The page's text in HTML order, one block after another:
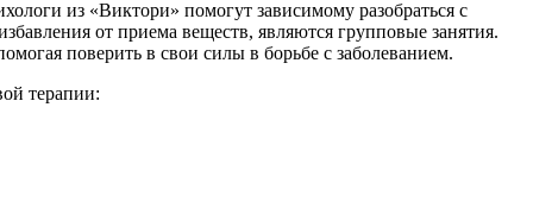
из «Виктори» помогут зависимому разобраться с
от приема веществ, являются групповые занятия.
поверить в свои силы в борьбе с заболеванием.
терапии: